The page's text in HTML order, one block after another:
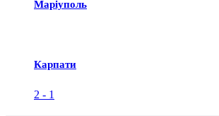
Маріуполь
Карпати
2 - 1